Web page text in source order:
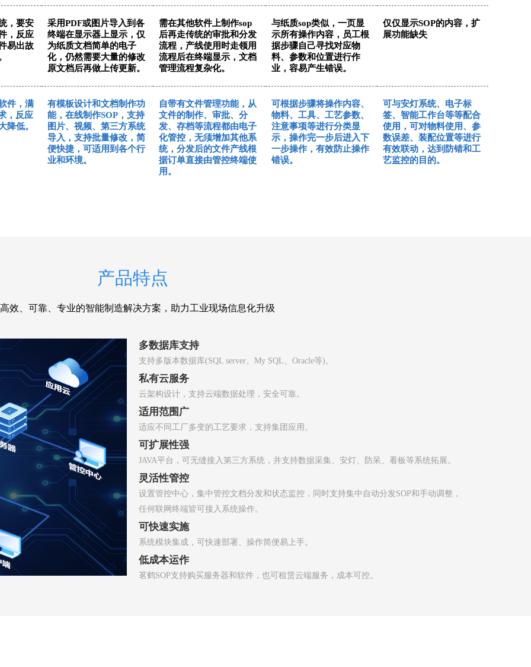
，要安
，反应
易出故
采用PDF或图片导入到各
终端在显示器上显示，仅
为纸质文档简单的电子
化，仍然需要大量的修改
原文档后再做上传更新。
需在其他软件上制作sop
后再走传统的审批和分发
流程，产线使用时走领用
流程后在终端显示，文档
管理流程复杂化。
与纸质sop类似，一页显
示所有操作内容，员工根
据步骤自己寻找对应物
料、参数和位置进行作
业，容易产生错误。
仅仅显示SOP的内容，扩
展功能缺失
件，满
，反应
降低。
有模板设计和文档制作功
能，在线制作SOP，支持
图片、视频、第三方系统
导入，支持批量修改，简
便快捷，可适用到各个行
业和环境。
自带有文件管理功能，从
文件的制作、审批、分
发、存档等流程都由电子
化管控，无须增加其他系
统，分发后的文件产线根
据订单直接由管控终端使
用。
可根据步骤将操作内容、
物料、工具、工艺参数、
注意事项等进行分类显
示，操作完一步后进入下
一步操作，有效防止操作
错误。
可与安灯系统、电子标
签、智能工作台等等配合
使用，可对物料使用、参
数误差、装配位置等进行
有效联动，达到防错和工
艺监控的目的。
产品特点
效、可靠、专业的智能制造解决方案，助力工业现场信息化升级
多数据库支持
支持多版本数据库(SQL server、My SQL、Oracle等)。
私有云服务
云架构设计，支持云端数据处理，安全可靠。
适用范围广
适应不同工厂多变的工艺要求，支持集团应用。
可扩展性强
JAVA平台，可无缝接入第三方系统，并支持数据采集、安灯、防呆、看板等系统拓展。
灵活性管控
设置管控中心，集中管控文档分发和状态监控，同时支持集中自动分发SOP和手动调整，
任何联网终端皆可接入系统操作。
可快速实施
系统模块集成，可快速部署、操作简便易上手。
低成本运作
茗鹤SOP支持购买服务器和软件，也可租赁云端服务，成本可控。